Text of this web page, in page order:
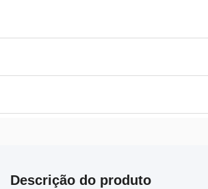
Descrição do produto